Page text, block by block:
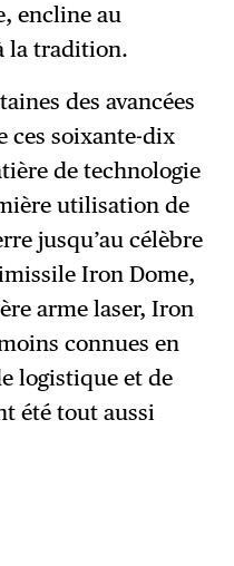
encline au
la tradition.
des avancées
ces soixante-dix
de technologie
utilisation de
jusqu’au célèbre
Iron Dome,
arme laser, Iron
connues en
logistique et de
été tout aussi